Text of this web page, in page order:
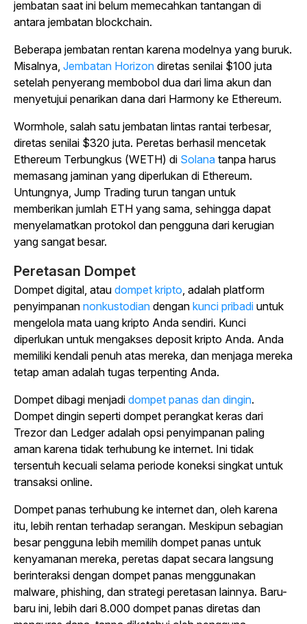
jembatan saat ini belum memecahkan tantangan di
antara jembatan blockchain.
Beberapa jembatan rentan karena modelnya yang buruk.
Misalnya, Jembatan Horizon diretas senilai $100 juta
setelah penyerang membobol dua dari lima akun dan
menyetujui penarikan dana dari Harmony ke Ethereum.
Wormhole, salah satu jembatan lintas rantai terbesar,
diretas senilai $320 juta. Peretas berhasil mencetak
Ethereum Terbungkus (WETH) di Solana tanpa harus
memasang jaminan yang diperlukan di Ethereum.
Untungnya, Jump Trading turun tangan untuk
memberikan jumlah ETH yang sama, sehingga dapat
menyelamatkan protokol dan pengguna dari kerugian
yang sangat besar.
Peretasan Dompet
Dompet digital, atau dompet kripto, adalah platform
penyimpanan nonkustodian dengan kunci pribadi untuk
mengelola mata uang kripto Anda sendiri. Kunci
diperlukan untuk mengakses deposit kripto Anda. Anda
memiliki kendali penuh atas mereka, dan menjaga mereka
tetap aman adalah tugas terpenting Anda.
Dompet dibagi menjadi dompet panas dan dingin.
Dompet dingin seperti dompet perangkat keras dari
Trezor dan Ledger adalah opsi penyimpanan paling
aman karena tidak terhubung ke internet. Ini tidak
tersentuh kecuali selama periode koneksi singkat untuk
transaksi online.
Dompet panas terhubung ke internet dan, oleh karena
itu, lebih rentan terhadap serangan. Meskipun sebagian
besar pengguna lebih memilih dompet panas untuk
kenyamanan mereka, peretas dapat secara langsung
berinteraksi dengan dompet panas menggunakan
malware, phishing, dan strategi peretasan lainnya. Baru-
baru ini, lebih dari 8.000 dompet panas diretas dan